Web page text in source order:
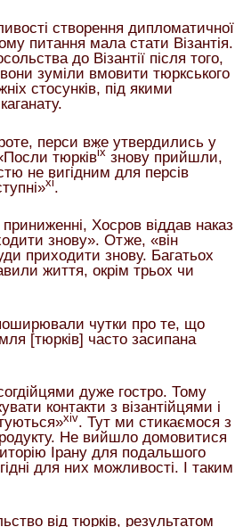
створення дипломатичної
питання мала стати Візантія.
до Візантії після того,
зуміли вмовити тюркського
стосунків, під якими
перси вже утвердились у
тюрківix знову прийшли,
не вигідним для персів
xi.
Хосров віддав наказ
знову». Отже, «він
приходити знову. Багатьох
життя, окрім трьох чи
чутки про те, що
[тюрків] часто засипана
дуже гостро. Тому
контакти з візантійцями і
xiv. Тут ми стикаємося з
Не вийшло домовитися
Ірану для подальшого
для них можливості. І таким
від тюрків, результатом